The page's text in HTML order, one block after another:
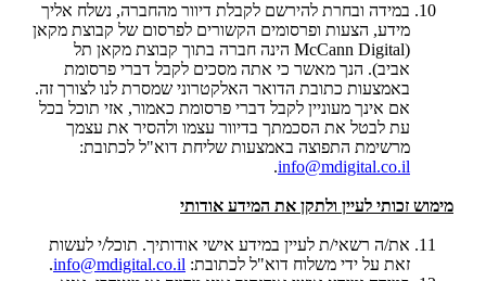
במידה ובחרת להירשם לקבלת דיוור מהחברה, נשלח אליך
מידע, הצעות ופרסומים הקשורים לפרסום של קבוצת מקאן
(McCann Digital הינה חברה בתוך קבוצת מקאן תל
אביב). הנך מאשר כי אתה מסכים לקבל דברי פרסומת
באמצעות כתובת הדואר האלקטרוני שמסרת לנו לצורך זה.
אם אינך מעוניין לקבל דברי פרסומת כאמור, אזי תוכל בכל
עת לבטל את הסכמתך בדיוור עצמו ולהסיר את עצמך
מרשימת התפוצה באמצעות שליחת דוא"ל לכתובת:
info@mdigital.co.il
.
מימוש זכותי לעיין ולתקן את המידע אודותי
את/ה רשאי/ת לעיין במידע אישי אודותיך. תוכל/י לעשות
זאת על ידי משלוח דוא"ל לכתובת: info@mdigital.co.il
.